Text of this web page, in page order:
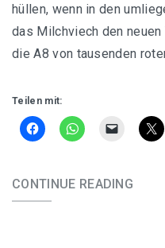
hüllen, wenn in den
das Milchviech den
die A8 von tausenden
Teilen mit:
CONTINUE READING